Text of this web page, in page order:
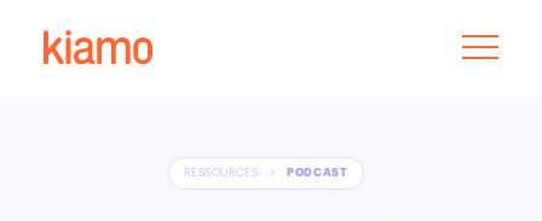
RESSOURCES > PODCAST